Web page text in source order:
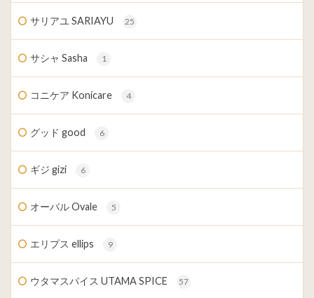
サリアユ SARIAYU 25
サシャ Sasha 1
コニケア Konicare 4
グッド good 6
ギジ gizi 6
オーバル Ovale 5
エリプス ellips 9
ウタマスパイス UTAMA SPICE 57